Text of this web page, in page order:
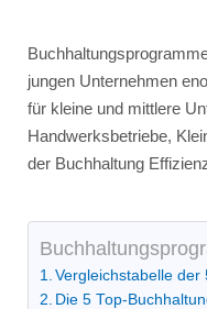
jungen Unternehmen
für kleine und mittlere
Handwerksbetriebe,
der Buchhaltung
Vergleichstabelle
Die 5 Top-